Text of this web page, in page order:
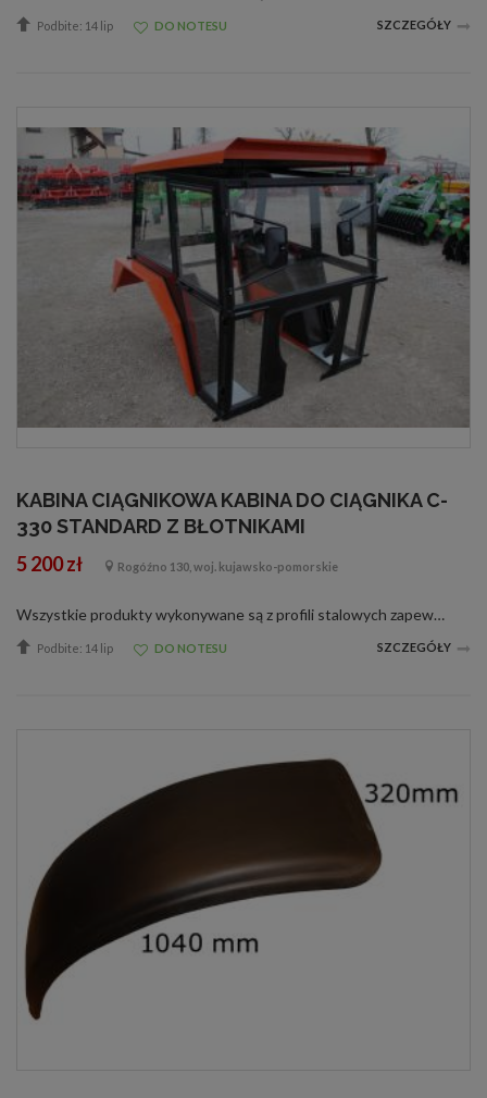
Podbite: 14 lip DO NOTESU SZCZEGÓŁY
KABINA CIĄGNIKOWA KABINA DO CIĄGNIKA C-
330 STANDARD Z BŁOTNIKAMI
5 200 zł Rogóźno 130, woj. kujawsko-pomorskie
Wszystkie produkty wykonywane są z profili stalowych zapewniających odpowiednią sztywność i wytrzymałość konstrukcji, gwarantujące bezpieczeństwo użytkownikowi. Wnętrza kabin są tapicerowane i uszczelniane poprawiając komfort pracy użytk...
Podbite: 14 lip DO NOTESU SZCZEGÓŁY